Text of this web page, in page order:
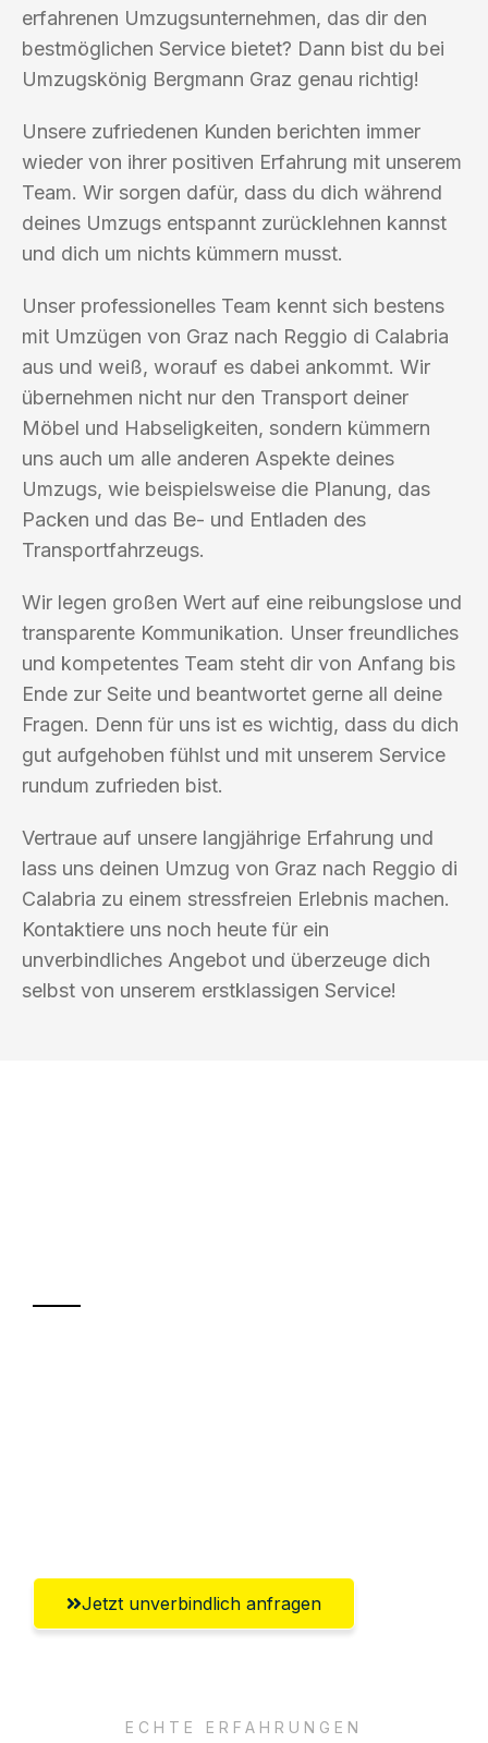
erfahrenen Umzugsunternehmen, das dir den
bestmöglichen Service bietet? Dann bist du bei
Umzugskönig Bergmann Graz genau richtig!
Unsere zufriedenen Kunden berichten immer
wieder von ihrer positiven Erfahrung mit unserem
Team. Wir sorgen dafür, dass du dich während
deines Umzugs entspannt zurücklehnen kannst
und dich um nichts kümmern musst.
Unser professionelles Team kennt sich bestens
mit Umzügen von Graz nach Reggio di Calabria
aus und weiß, worauf es dabei ankommt. Wir
übernehmen nicht nur den Transport deiner
Möbel und Habseligkeiten, sondern kümmern
uns auch um alle anderen Aspekte deines
Umzugs, wie beispielsweise die Planung, das
Packen und das Be- und Entladen des
Transportfahrzeugs.
Wir legen großen Wert auf eine reibungslose und
transparente Kommunikation. Unser freundliches
und kompetentes Team steht dir von Anfang bis
Ende zur Seite und beantwortet gerne all deine
Fragen. Denn für uns ist es wichtig, dass du dich
gut aufgehoben fühlst und mit unserem Service
rundum zufrieden bist.
Vertraue auf unsere langjährige Erfahrung und
lass uns deinen Umzug von Graz nach Reggio di
Calabria zu einem stressfreien Erlebnis machen.
Kontaktiere uns noch heute für ein
unverbindliches Angebot und überzeuge dich
selbst von unserem erstklassigen Service!
Jetzt unverbindlich anfragen
ECHTE ERFAHRUNGEN